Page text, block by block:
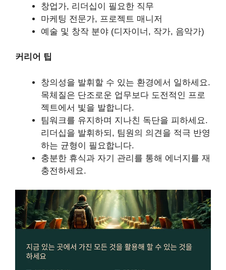
창업가, 리더십이 필요한 직무
마케팅 전문가, 프로젝트 매니저
예술 및 창작 분야 (디자이너, 작가, 음악가)
커리어 팁
창의성을 발휘할 수 있는 환경에서 일하세요.
목체질은 단조로운 업무보다 도전적인 프로
젝트에서 빛을 발합니다.
팀워크를 유지하며 지나친 독단을 피하세요.
리더십을 발휘하되, 팀원의 의견을 적극 반영
하는 균형이 필요합니다.
충분한 휴식과 자기 관리를 통해 에너지를 재
충전하세요.